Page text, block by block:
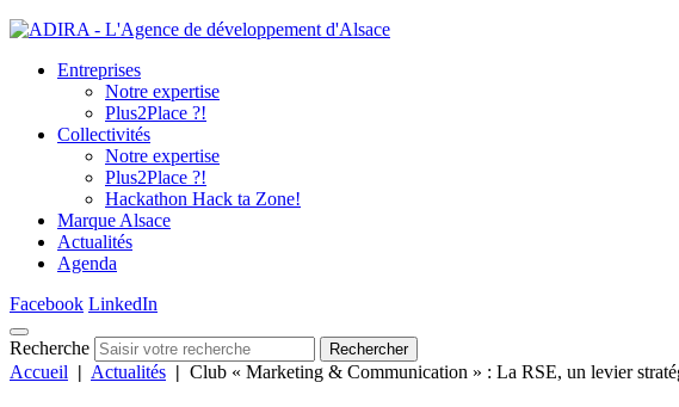
Entreprises
Notre expertise
Plus2Place ?!
Collectivités
Notre expertise
Plus2Place ?!
Hackathon Hack ta Zone!
Marque Alsace
Actualités
Agenda
Facebook LinkedIn
Recherche Rechercher
Accueil | Actualités | Club « Marketing & Communication » : La RSE, un levier